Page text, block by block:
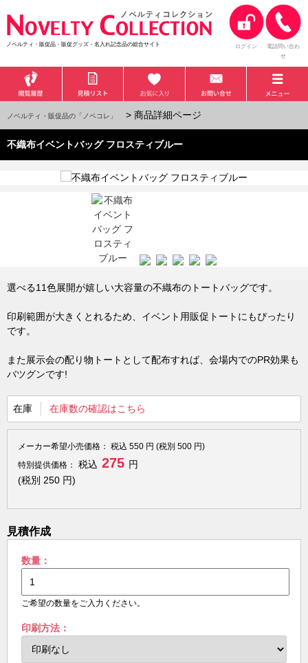
ノベルティ・販促品・販促グッズ・名入れ記念品の総合サイト ログイン
電話問い合わ
せ
ノベルティ・販促品の「ノベコレ」 > 商品詳細ページ
不織布イベントバッグ フロスティブルー
選べる11色展開が嬉しい大容量の不織布のトートバッグです。
印刷範囲が大きくとれるため、イベント用販促トートにもぴったり
です。
また展示会の配り物トートとして配布すれば、会場内でのPR効果も
バツグンです!
在庫 在庫数の確認はこちら
メーカー希望小売価格： 税込 550 円 (税別 500 円)
特別提供価格：
税込 275 円
(税別 250 円)
見積作成
数量：
ご希望の数量をご入力ください。
印刷方法：